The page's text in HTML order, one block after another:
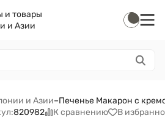
и товары
и Азии
и Азии–Печенье Макарон с
820982 К сравнению В